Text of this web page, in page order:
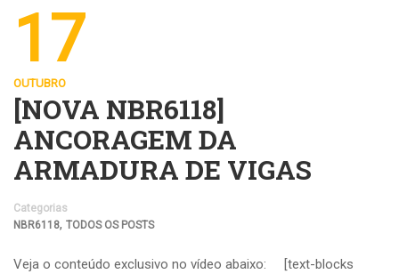
17
OUTUBRO
[NOVA NBR6118]
ANCORAGEM DA
ARMADURA DE VIGAS
Categorias
NBR6118, TODOS OS POSTS
Veja o conteúdo exclusivo no vídeo abaixo: [text-blocks